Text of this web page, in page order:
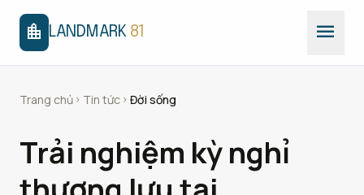
location_city LANDMARK 81 menu
Trang chủ chevron_right Tin tức chevron_right Đời sống
Trải nghiệm kỳ nghỉ